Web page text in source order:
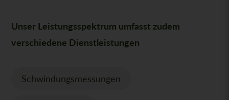
Unser Leistungsspektrum umfasst zudem
verschiedene Dienstleistungen
Schwindungsmessungen